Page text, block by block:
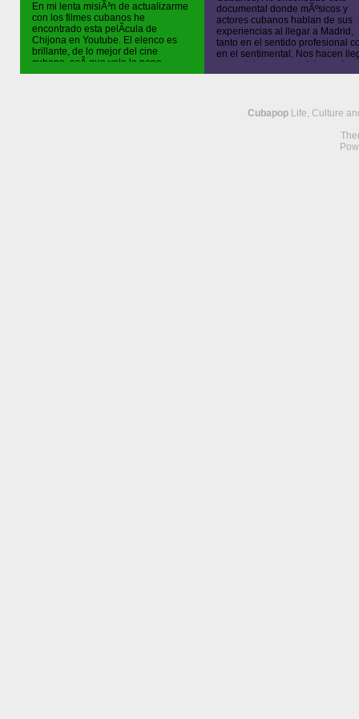
En mi lenta misiÃ³n de actualizarme
con los filmes cubanos he
encontrado esta pelÃ­cula de
Chijona en Youtube. El elenco es
brillante, de lo mejor del cine
cubano, asÃ­ que vale la pena
echarle un vistazo sÃ³lo por eso.
documental donde mÃºsicos y
actores cubanos hablan de sus
experiencias al llegar a Madrid,
tanto en el sentido profesional
en el sentimental. Nos hacen
sus opiniones, nostalgia por La
Habana y sus emociones al
Cubapop Life, Culture